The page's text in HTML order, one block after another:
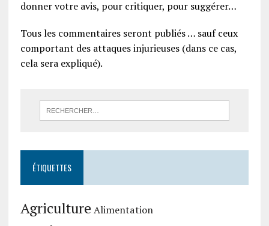
donner votre avis, pour critiquer, pour suggérer…
Tous les commentaires seront publiés … sauf ceux
comportant des attaques injurieuses (dans ce cas,
cela sera expliqué).
ÉTIQUETTES
Agriculture Alimentation